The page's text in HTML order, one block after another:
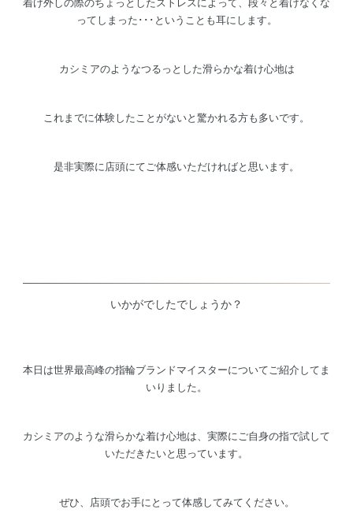
ってしまった･･･ということも耳にします。
カシミアのようなつるっとした滑らかな着け心地は
これまでに体験したことがないと驚かれる方も多いです。
是非実際に店頭にてご体感いただければと思います。
いかがでしたでしょうか？
本日は世界最高峰の指輪ブランドマイスターについてご紹介してま
いりました。
カシミアのような滑らかな着け心地は、実際にご自身の指で試して
いただきたいと思っています。
ぜひ、店頭でお手にとって体感してみてください。